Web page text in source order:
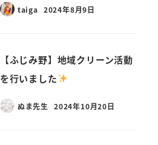
taiga 2024年8月9日
【ふじみ野】地域クリーン活動
を行いました
ぬま先生 2024年10月20日